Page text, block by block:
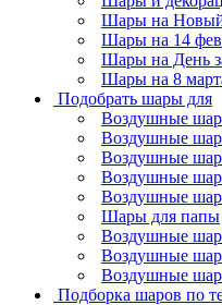
Шары на
Шары на 14
Шары на День
Шары на 8
Подобрать шары для
Воздушные
Воздушные
Воздушные
Воздушные
Воздушные
Шары для папы
Воздушные
Воздушные
Воздушные
Подборка шаров по